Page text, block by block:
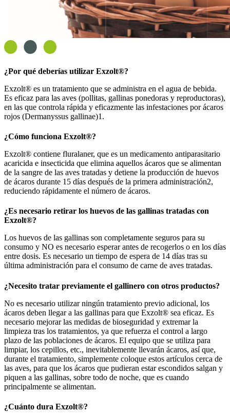
¿Por qué deberías utilizar Exzolt®?
Exzolt® es un tratamiento que se administra en el agua de bebida.
Es eficaz para las aves (pollitas, gallinas ponedoras y reproductoras),
en las que controla rápida y eficazmente las infestaciones por ácaros
rojos (Dermanyssus gallinae)1.
¿Cómo funciona Exzolt®?
Exzolt® contiene fluralaner, que es un medicamento antiparasitario
acaricida e insecticida que elimina aquellos ácaros que se alimentan
de la sangre de las aves tratadas y detiene la producción de huevos
de ácaros durante 15 días después de la primera administración2,
reduciendo rápidamente el número de ácaros.
¿Es necesario retirar los huevos de las gallinas tratadas con
Exzolt®?
Los huevos de las gallinas son completamente seguros para su
consumo y NO es necesario esperarantes de recogerlos o en los días
entre dosis. Es necesario un tiempo de espera de 14 días tras su
última administración para el consumo de carne de aves tratadas.
¿Necesito tratar previamente el gallinero con otros productos?
No es necesario utilizar ningún tratamiento previo adicional, los
ácaros deben llegar a las gallinas para que Exzolt® sea eficaz. Es
necesario mejorar las medidas de bioseguridad y extremar la
limpieza tras los tratamientos, ya que refuerza el control a largo
plazo de las poblaciones de ácaros. El equipo que se utiliza para
limpiar, los cepillos, etc., inevitablemente llevarán ácaros, así que,
durante el tratamiento, simplemente coloque estos artículos cerca de
las aves, para que los ácaros que pudieran estar escondidos salgan y
piquen a las gallinas, sobre todo de noche, que es cuando
principalmente se alimentan.
¿Cuánto dura Exzolt®?